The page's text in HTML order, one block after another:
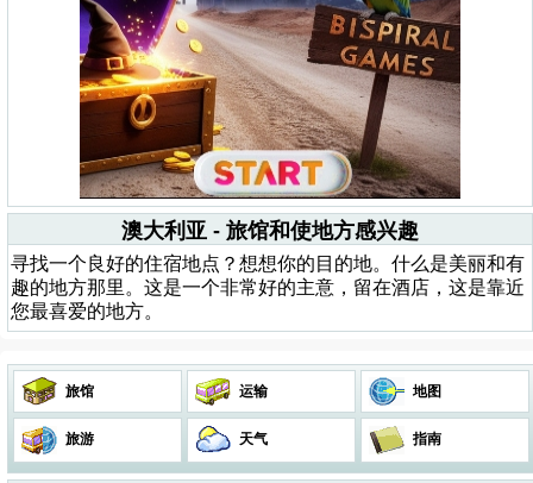
澳大利亚 - 旅馆和使地方感兴趣
寻找一个良好的住宿地点？想想你的目的地。什么是美丽和有
趣的地方那里。这是一个非常好的主意，留在酒店，这是靠近
您最喜爱的地方。
旅馆 运输 地图
旅游 天气 指南